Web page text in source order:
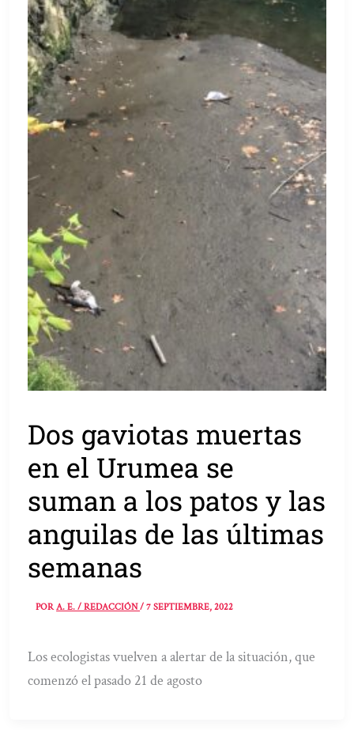
Dos gaviotas muertas
en el Urumea se
suman a los patos y las
anguilas de las últimas
semanas
PORA. E. / REDACCIÓN/7 SEPTIEMBRE, 2022
Los ecologistas vuelven a alertar de la situación, que
comenzó el pasado 21 de agosto